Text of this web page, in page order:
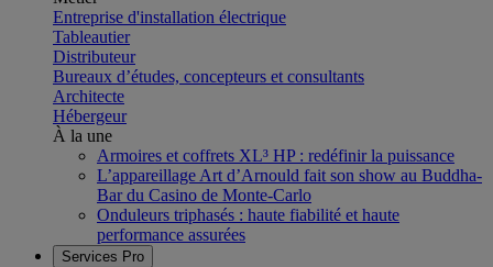
Entreprise d'installation électrique
Tableautier
Distributeur
Bureaux d’études, concepteurs et consultants
Architecte
Hébergeur
À la une
Armoires et coffrets XL³ HP : redéfinir la puissance
L’appareillage Art d’Arnould fait son show au Buddha-
Bar du Casino de Monte-Carlo
Onduleurs triphasés : haute fiabilité et haute
performance assurées
Services Pro